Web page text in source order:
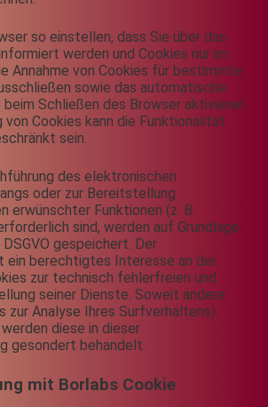
so einstellen, dass Sie über das
werden und Cookies nur im
Annahme von Cookies für bestimmte
sowie das automatische
Schließen des Browser aktivieren.
von Cookies kann die Funktionalität
sein.
des elektronischen
oder zur Bereitstellung
erwünschter Funktionen (z. B.
sind, werden auf Grundlage
gespeichert. Der
ein berechtigtes Interesse an der
zur technisch fehlerfreien und
seiner Dienste. Soweit andere
zur Analyse Ihres Surfverhaltens)
diese in dieser
gesondert behandelt.
mit Borlabs Cookie